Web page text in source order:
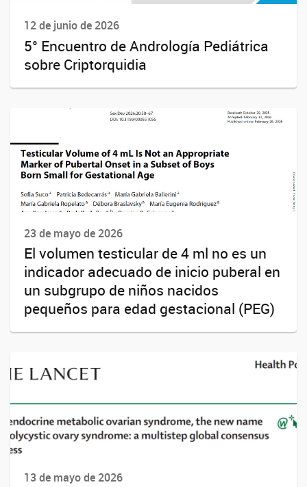
12 de junio de 2026
5° Encuentro de Andrología Pediátrica
sobre Criptorquidia
23 de mayo de 2026
El volumen testicular de 4 ml no es un
indicador adecuado de inicio puberal en
un subgrupo de niños nacidos
pequeños para edad gestacional (PEG)
13 de mayo de 2026